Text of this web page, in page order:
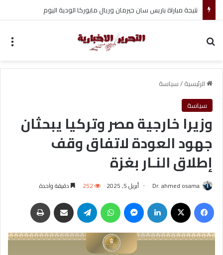
تغييرات جديدة تشهدها قيادة مجلس الأمن القومي الإيراني
الرئيسية/سياسة
سياسة
وزيرا خارجية مصر وتركيا يبحثان
جهود العودة لاتفاق وقف
إطلاق النـار بغزة
Dr. ahmed osama أبريل 5, 2025 252 دقيقة واحدة